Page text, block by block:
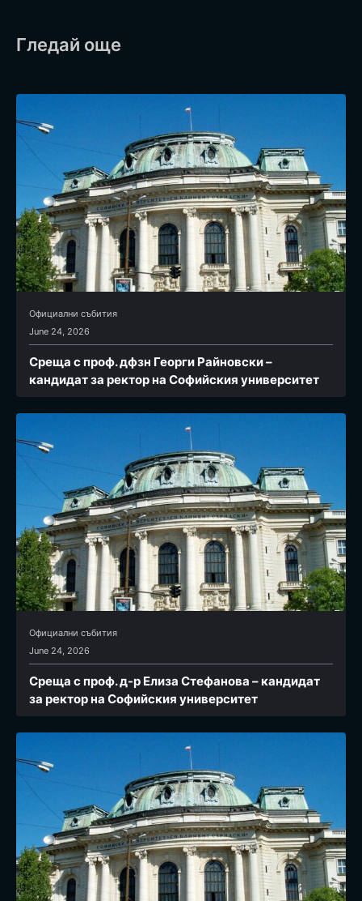
Гледай още
Официални събития
June 24, 2026
Среща с проф. дфзн Георги Райновски –
кандидат за ректор на Софийския университет
Официални събития
June 24, 2026
Среща с проф. д-р Елиза Стефанова – кандидат
за ректор на Софийския университет